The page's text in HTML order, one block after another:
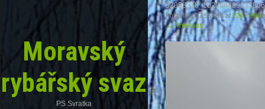
Moravský
rybářský svaz
PS Svratka
Published17.5.2018at720 × 960
←Previous